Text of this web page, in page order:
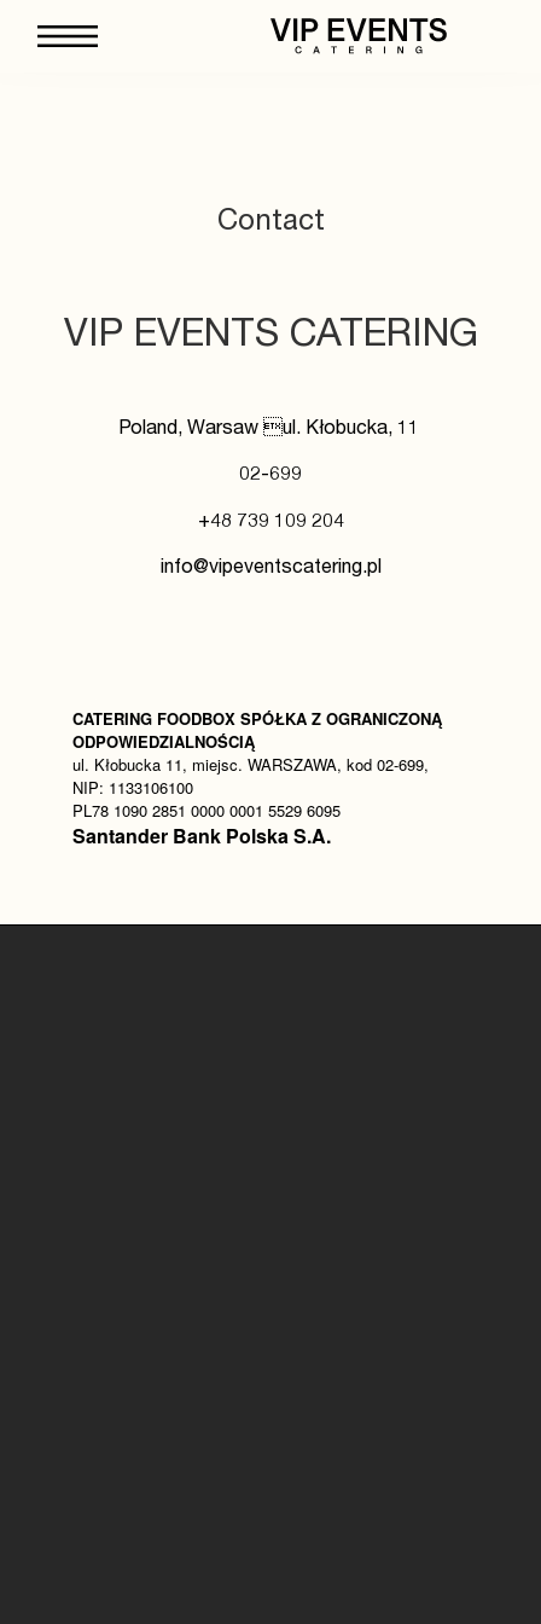
Contact
VIP EVENTS CATERING
Poland, Warsaw ul. Kłobucka, 11
02-699
+48 739 109 204
info@vipeventscatering.pl
CATERING FOODBOX SPÓŁKA Z OGRANICZONĄ
ODPOWIEDZIALNOŚCIĄ
ul. Kłobucka 11, miejsc. WARSZAWA, kod 02-699,
NIP: 1133106100
PL78 1090 2851 0000 0001 5529 6095
Santander Bank Polska S.A.